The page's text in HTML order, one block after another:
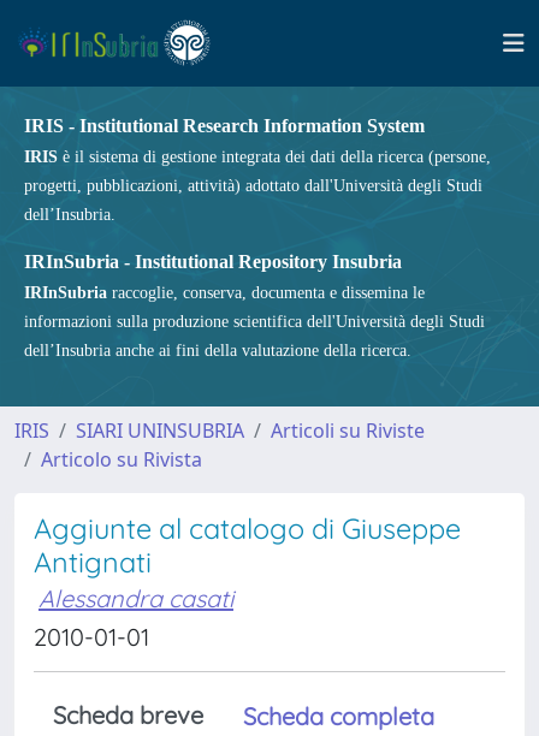
IRIS - Institutional Research Information System
IRIS è il sistema di gestione integrata dei dati della ricerca (persone,
progetti, pubblicazioni, attività) adottato dall'Università degli Studi
dell’Insubria.
IRInSubria - Institutional Repository Insubria
IRInSubria raccoglie, conserva, documenta e dissemina le
informazioni sulla produzione scientifica dell'Università degli Studi
dell’Insubria anche ai fini della valutazione della ricerca.
IRIS SIARI UNINSUBRIA
Articoli su Riviste
Articolo su Rivista
Aggiunte al catalogo di Giuseppe
Antignati
Alessandra casati
2010-01-01
Scheda breve
Scheda completa